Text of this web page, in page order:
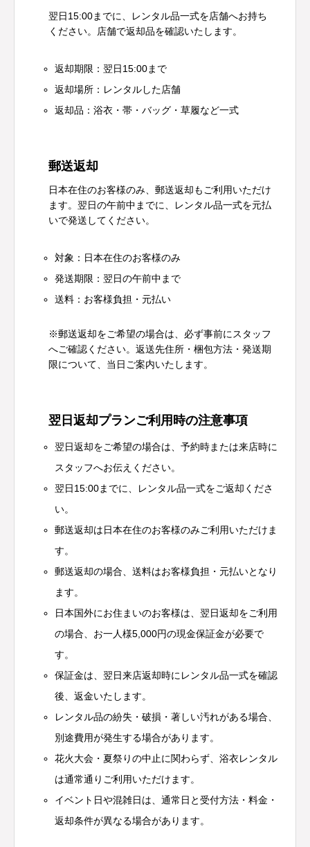
翌日15:00までに、レンタル品一式を店舗へお持ち
ください。店舗で返却品を確認いたします。
返却期限：翌日15:00まで
返却場所：レンタルした店舗
返却品：浴衣・帯・バッグ・草履など一式
郵送返却
日本在住のお客様のみ、郵送返却もご利用いただけ
ます。翌日の午前中までに、レンタル品一式を元払
いで発送してください。
対象：日本在住のお客様のみ
発送期限：翌日の午前中まで
送料：お客様負担・元払い
※郵送返却をご希望の場合は、必ず事前にスタッフ
へご確認ください。返送先住所・梱包方法・発送期
限について、当日ご案内いたします。
翌日返却プランご利用時の注意事項
翌日返却をご希望の場合は、予約時または来店時に
スタッフへお伝えください。
翌日15:00までに、レンタル品一式をご返却くださ
い。
郵送返却は日本在住のお客様のみご利用いただけま
す。
郵送返却の場合、送料はお客様負担・元払いとなり
ます。
日本国外にお住まいのお客様は、翌日返却をご利用
の場合、お一人様5,000円の現金保証金が必要で
す。
保証金は、翌日来店返却時にレンタル品一式を確認
後、返金いたします。
レンタル品の紛失・破損・著しい汚れがある場合、
別途費用が発生する場合があります。
花火大会・夏祭りの中止に関わらず、浴衣レンタル
は通常通りご利用いただけます。
イベント日や混雑日は、通常日と受付方法・料金・
返却条件が異なる場合があります。